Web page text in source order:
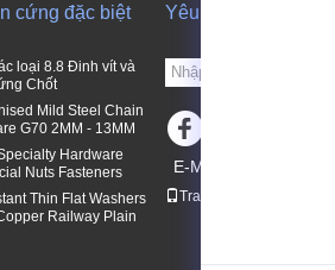
cứng đặc biệt
loại 8.8 Đinh vít và
Chốt
Mild Steel Chain
G70 2MM - 13MM
Hardware
Nuts Fasteners
Thin Flat Washers
Railway Plain
Yêu cầu báo giá
E-Mail
Trang di động